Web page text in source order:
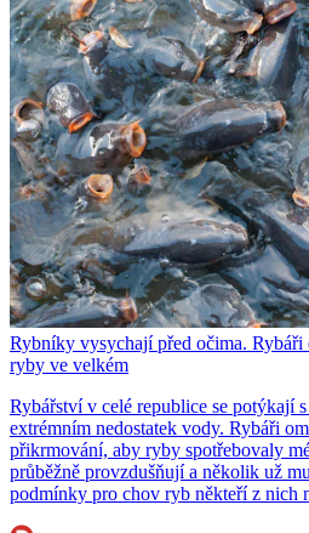
Rybníky vysychají před očima.
ryby ve velkém
Rybářství v celé republice se potýkají
extrémním nedostatek vody. Rybáři
přikrmování, aby ryby spotřebovaly
průběžně provzdušňují a několik už
podmínky pro chov ryb někteří z nich